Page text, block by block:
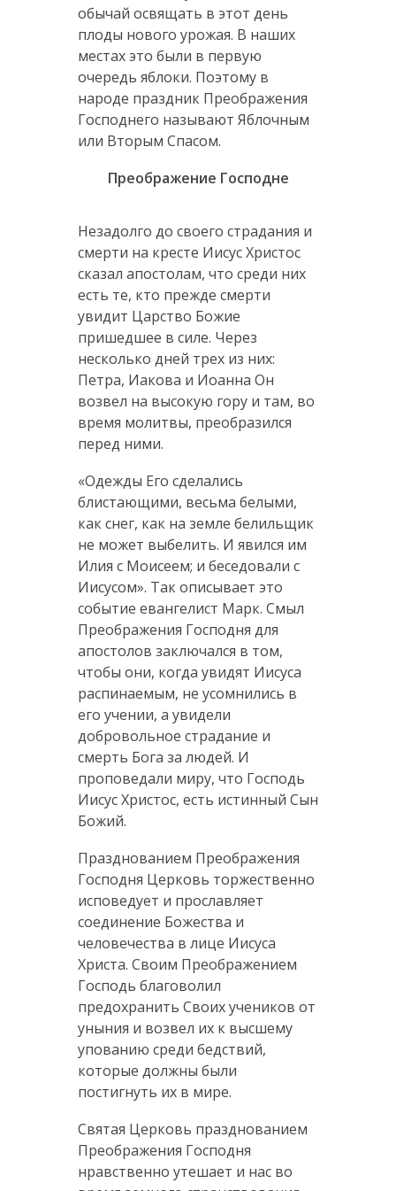
обычай освящать в этот день
плоды нового урожая. В наших
местах это были в первую
очередь яблоки. Поэтому в
народе праздник Преображения
Господнего называют Яблочным
или Вторым Спасом.
Преображение Господне
Незадолго до своего страдания и
смерти на кресте Иисус Христос
сказал апостолам, что среди них
есть те, кто прежде смерти
увидит Царство Божие
пришедшее в силе. Через
несколько дней трех из них:
Петра, Иакова и Иоанна Он
возвел на высокую гору и там, во
время молитвы, преобразился
перед ними.
«Одежды Его сделались
блистающими, весьма белыми,
как снег, как на земле белильщик
не может выбелить. И явился им
Илия с Моисеем; и беседовали с
Иисусом». Так описывает это
событие евангелист Марк. Смыл
Преображения Господня для
апостолов заключался в том,
чтобы они, когда увидят Иисуса
распинаемым, не усомнились в
его учении, а увидели
добровольное страдание и
смерть Бога за людей. И
проповедали миру, что Господь
Иисус Христос, есть истинный Сын
Божий.
Празднованием Преображения
Господня Церковь торжественно
исповедует и прославляет
соединение Божества и
человечества в лице Иисуса
Христа. Своим Преображением
Господь благоволил
предохранить Своих учеников от
уныния и возвел их к высшему
упованию среди бедствий,
которые должны были
постигнуть их в мире.
Святая Церковь празднованием
Преображения Господня
нравственно утешает и нас во